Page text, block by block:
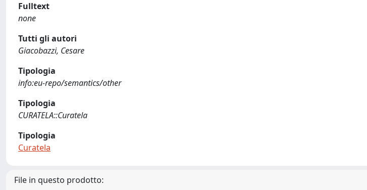
Fulltext
none
Tutti gli autori
Giacobazzi, Cesare
Tipologia
info:eu-repo/semantics/other
Tipologia
CURATELA::Curatela
Tipologia
Curatela
File in questo prodotto: